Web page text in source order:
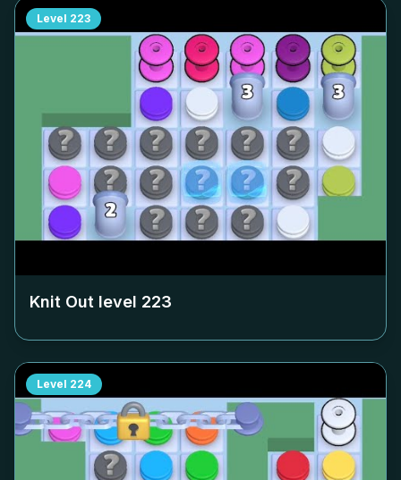
Level 223
Knit Out level 223
Level 224